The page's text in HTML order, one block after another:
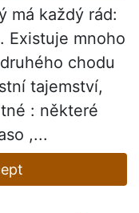
má každý rád:
Existuje mnoho
chodu
tajemství,
: některé
,...